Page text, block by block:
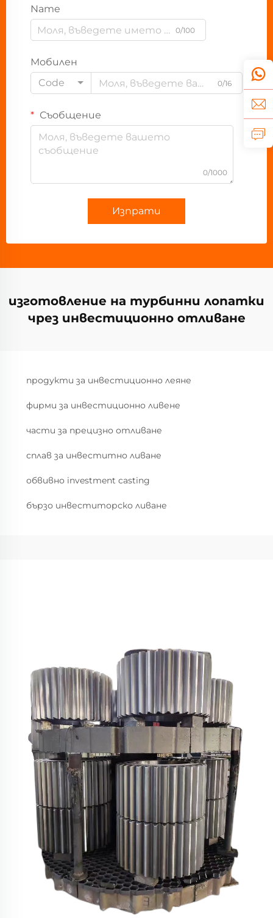
Name
0/100
Мобилен
Code
0/16
Съобщение
0/1000
Изпрати
изготовление на турбинни лопатки
чрез инвестиционно отливане
продукти за инвестиционно леяне
фирми за инвестиционно ливене
части за прецизно отливане
сплав за инвеститно ливане
обвивно investment casting
бързо инвеститорско ливане